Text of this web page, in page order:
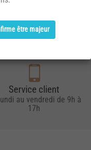
sécurisé
en ligne 100%
Service client
au vendredi de 9h à
17h
être majeur